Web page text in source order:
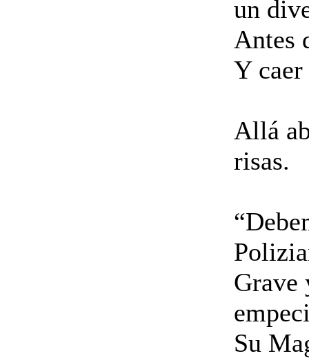
un
Antes
Y caer
Allá
risas.
Grave
Su